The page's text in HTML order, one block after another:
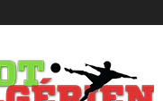
FOOTALGERIEN